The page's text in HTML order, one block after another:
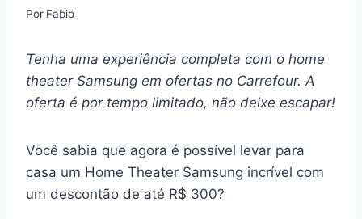
Por Fabio
Tenha uma experiência completa com o home
theater Samsung em ofertas no Carrefour. A
oferta é por tempo limitado, não deixe escapar!
Você sabia que agora é possível levar para
casa um Home Theater Samsung incrível com
um descontão de até R$ 300?